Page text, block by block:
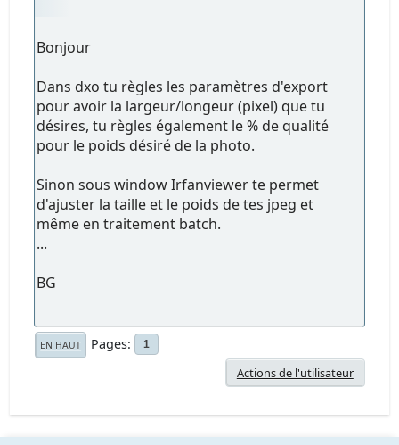
Bonjour
Dans dxo tu règles les paramètres d'export
pour avoir la largeur/longeur (pixel) que tu
désires, tu règles également le % de qualité
pour le poids désiré de la photo.
Sinon sous window Irfanviewer te permet
d'ajuster la taille et le poids de tes jpeg et
même en traitement batch.
...
BG
EN HAUT Pages 1
Actions de l'utilisateur